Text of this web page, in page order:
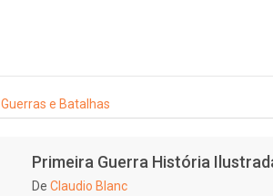
Guerras e Batalhas
Primeira Guerra História
De Claudio Blanc